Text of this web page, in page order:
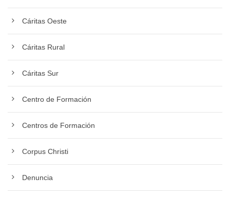
Cáritas Oeste
Cáritas Rural
Cáritas Sur
Centro de Formación
Centros de Formación
Corpus Christi
Denuncia